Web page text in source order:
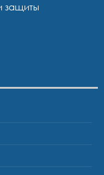
защиты